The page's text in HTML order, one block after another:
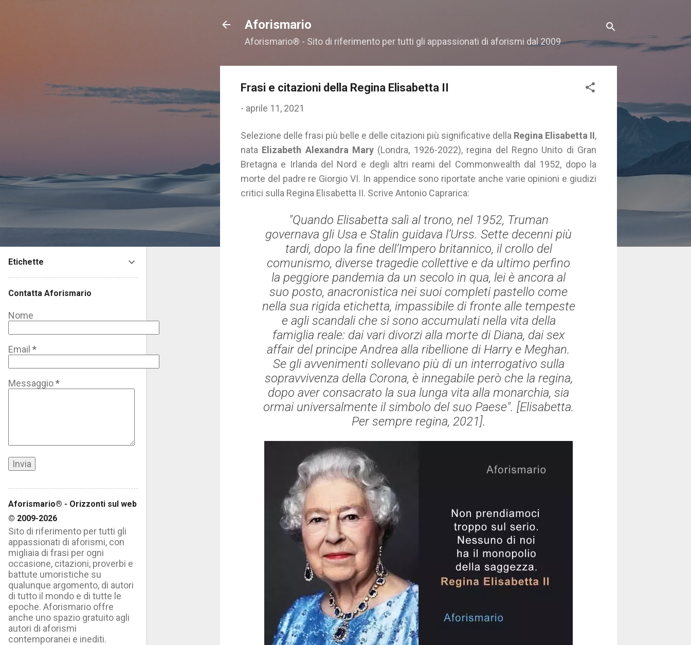
Aforismario
Aforismario® - Sito di riferimento per tutti gli appassionati di aforismi dal 2009
Frasi e citazioni della Regina Elisabetta II
- aprile 11, 2021
Selezione delle frasi più belle e delle citazioni più significative della Regina Elisabetta II,
nata Elizabeth Alexandra Mary (Londra, 1926-2022), regina del Regno Unito di Gran
Bretagna e Irlanda del Nord e degli altri reami del Commonwealth dal 1952, dopo la
morte del padre re Giorgio VI. In appendice sono riportate anche varie opinioni e giudizi
critici sulla Regina Elisabetta II. Scrive Antonio Caprarica:
"Quando Elisabetta salì al trono, nel 1952, Truman
governava gli Usa e Stalin guidava l’Urss. Sette decenni più
tardi, dopo la fine dell’Impero britannico, il crollo del
comunismo, diverse tragedie collettive e da ultimo perfino
la peggiore pandemia da un secolo in qua, lei è ancora al
suo posto, anacronistica nei suoi completi pastello come
nella sua rigida etichetta, impassibile di fronte alle tempeste
e agli scandali che si sono accumulati nella vita della
famiglia reale: dai vari divorzi alla morte di Diana, dai sex
affair del principe Andrea alla ribellione di Harry e Meghan.
Se gli avvenimenti sollevano più di un interrogativo sulla
sopravvivenza della Corona, è innegabile però che la regina,
dopo aver consacrato la sua lunga vita alla monarchia, sia
ormai universalmente il simbolo del suo Paese". [Elisabetta.
Per sempre regina, 2021].
Etichette
Contatta Aforismario
Nome
Email *
Messaggio*
Aforismario® - Orizzonti sul web
© 2009-2026
Sito di riferimento per tutti gli
appassionati di aforismi, con
migliaia di frasi per ogni
occasione, citazioni, proverbi e
battute umoristiche su
qualunque argomento, di autori
di tutto il mondo e di tutte le
epoche. Aforismario offre
anche uno spazio gratuito agli
autori di aforismi
contemporanei e inediti.